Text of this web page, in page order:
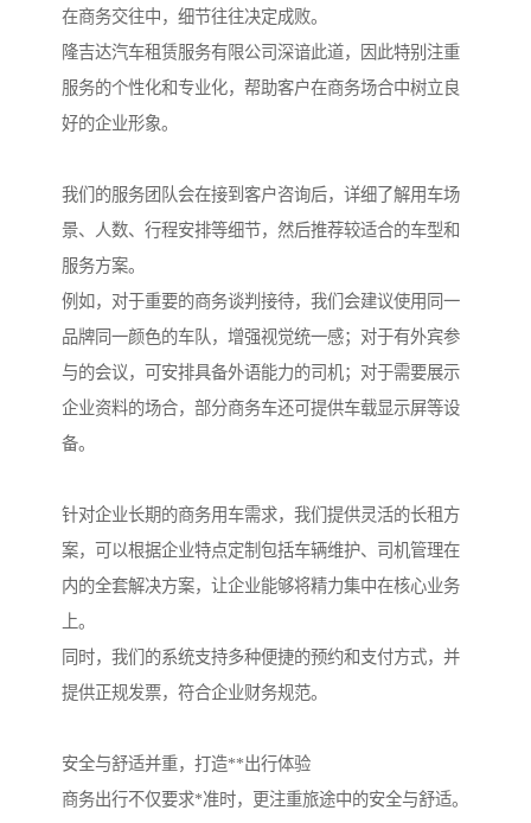
在商务交往中，细节往往决定成败。
隆吉达汽车租赁服务有限公司深谙此道，因此特别注重
服务的个性化和专业化，帮助客户在商务场合中树立良
好的企业形象。
我们的服务团队会在接到客户咨询后，详细了解用车场
景、人数、行程安排等细节，然后推荐较适合的车型和
服务方案。
例如，对于重要的商务谈判接待，我们会建议使用同一
品牌同一颜色的车队，增强视觉统一感；对于有外宾参
与的会议，可安排具备外语能力的司机；对于需要展示
企业资料的场合，部分商务车还可提供车载显示屏等设
备。
针对企业长期的商务用车需求，我们提供灵活的长租方
案，可以根据企业特点定制包括车辆维护、司机管理在
内的全套解决方案，让企业能够将精力集中在核心业务
上。
同时，我们的系统支持多种便捷的预约和支付方式，并
提供正规发票，符合企业财务规范。
安全与舒适并重，打造**出行体验
商务出行不仅要求*准时，更注重旅途中的安全与舒适。